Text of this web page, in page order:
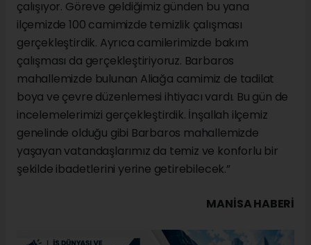
çalışıyor. Göreve geldiğimiz günden bu yana
ilçemizde 100 camimizde temizlik çalışması
gerçekleştirdik. Ayrıca camilerimizde bakım
çalışması da gerçekleştiriyoruz. Barbaros
mahallemizde bulunan Aliağa camimiz de tadilat
boya ve çevre düzenlemesi ihtiyacı vardı. Bu gün de
incelemelerimizi gerçekleştirdik. İnşallah ilçemiz
genelinde olduğu gibi Barbaros mahallemizde
yaşayan vatandaşlarımız da temiz ve konforlu bir
şekilde ibadetlerini yerine getirebilecek.”
MANISA HABERİ